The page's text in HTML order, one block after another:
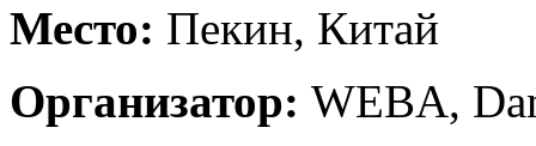
Место: Пекин, Китай
Организатор: WEBA,